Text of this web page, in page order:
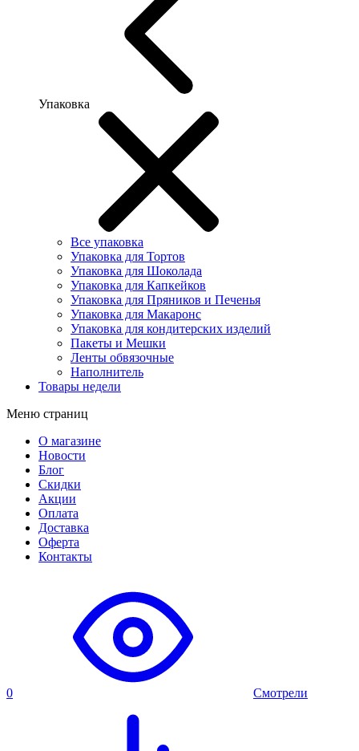
Упаковка
Все упаковка
Упаковка для Тортов
Упаковка для Шоколада
Упаковка для Капкейков
Упаковка для Пряников и Печенья
Упаковка для Макаронс
Упаковка для кондитерских изделий
Пакеты и Мешки
Ленты обвязочные
Наполнитель
Товары недели
Меню страниц
О магазине
Новости
Блог
Скидки
Акции
Оплата
Доставка
Оферта
Контакты
0 Смотрели